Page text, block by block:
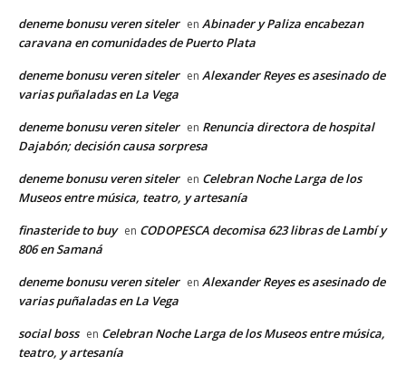
deneme bonusu veren siteler en Abinader y Paliza encabezan
caravana en comunidades de Puerto Plata
deneme bonusu veren siteler en Alexander Reyes es asesinado de
varias puñaladas en La Vega
deneme bonusu veren siteler en Renuncia directora de hospital
Dajabón; decisión causa sorpresa
deneme bonusu veren siteler en Celebran Noche Larga de los
Museos entre música, teatro, y artesanía
finasteride to buy en CODOPESCA decomisa 623 libras de Lambí y
806 en Samaná
deneme bonusu veren siteler en Alexander Reyes es asesinado de
varias puñaladas en La Vega
social boss en Celebran Noche Larga de los Museos entre música,
teatro, y artesanía